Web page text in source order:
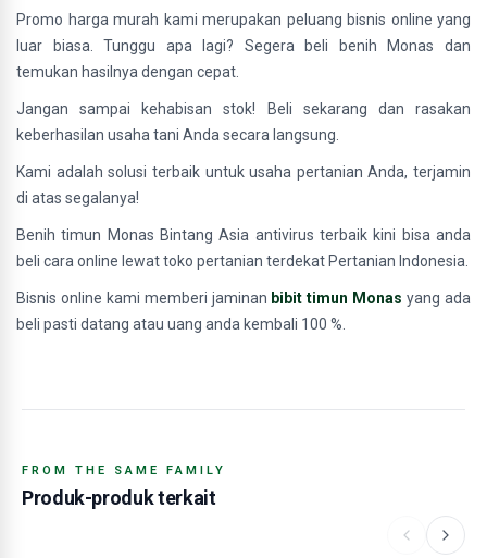
Promo harga murah kami merupakan peluang bisnis online yang
luar biasa. Tunggu apa lagi? Segera beli benih Monas dan
temukan hasilnya dengan cepat.
Jangan sampai kehabisan stok! Beli sekarang dan rasakan
keberhasilan usaha tani Anda secara langsung.
Kami adalah solusi terbaik untuk usaha pertanian Anda, terjamin
di atas segalanya!
Benih timun Monas Bintang Asia antivirus terbaik kini bisa anda
beli cara online lewat toko pertanian terdekat Pertanian Indonesia.
Bisnis online kami memberi jaminan bibit timun Monas yang ada
beli pasti datang atau uang anda kembali 100 %.
FROM THE SAME FAMILY
Produk-produk terkait